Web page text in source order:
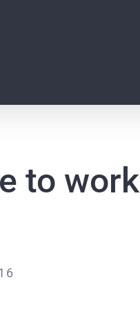
to work